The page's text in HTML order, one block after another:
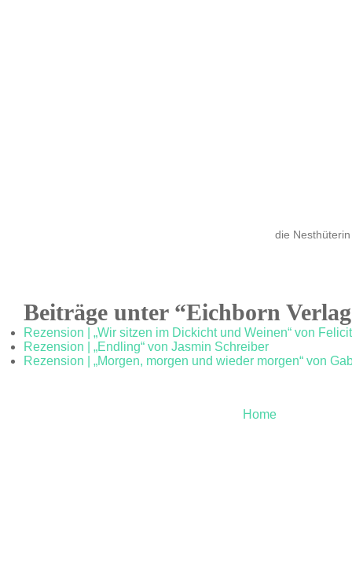
die Nesthüterin
Beiträge unter “Eichborn
Rezension | „Wir sitzen im Dickicht und Weinen“ von
Rezension | „Endling“ von Jasmin Schreiber
Rezension | „Morgen, morgen und wieder morgen“ von
Home